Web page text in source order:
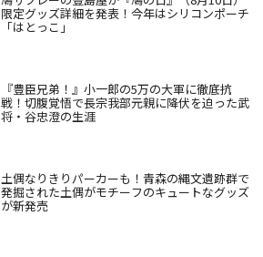
限定グッズ詳細を発表！今年はシリコンポーチ
「はとっこ」
『豊臣兄弟！』小一郎の5万の大軍に徹底抗
戦！切腹覚悟で長宗我部元親に降伏を迫った武
将・谷忠澄の生涯
土偶なりきりパーカーも！青森の縄文遺跡群で
発掘された土偶がモチーフのキュートなグッズ
が新発売